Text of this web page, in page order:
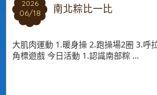
2026
06/18
2026
06/18 南北粽比一比
大肌肉運動 1.暖身操 2.跑操場2圈 3.呼
角標遊戲 今日活動 1.認識南部粽 …